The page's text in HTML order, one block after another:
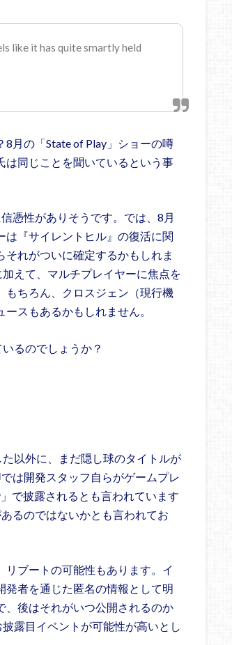
like it has quite smartly held
月の「State of Play」ショーの噂
は同じことを聞いているという事
憑性がありそうです。では、8月
『サイレントヒル』の復活に関
れがついに確定するかもしれま
えて、マルチプレイヤーに焦点を
もちろん、クロスジェン（現行機
スもあるかもしれません。
るのでしょうか？
以外に、まだ隠し球のタイトルが
は開発スタッフ自らがゲームプレ
で披露されるとも言われています
るのではないかとも言われてお
ブートの可能性もあります。イ
発者を通じた匿名の情報として明
、後はそれがいつ公開されるのか
露目イベントが可能性が高いとし